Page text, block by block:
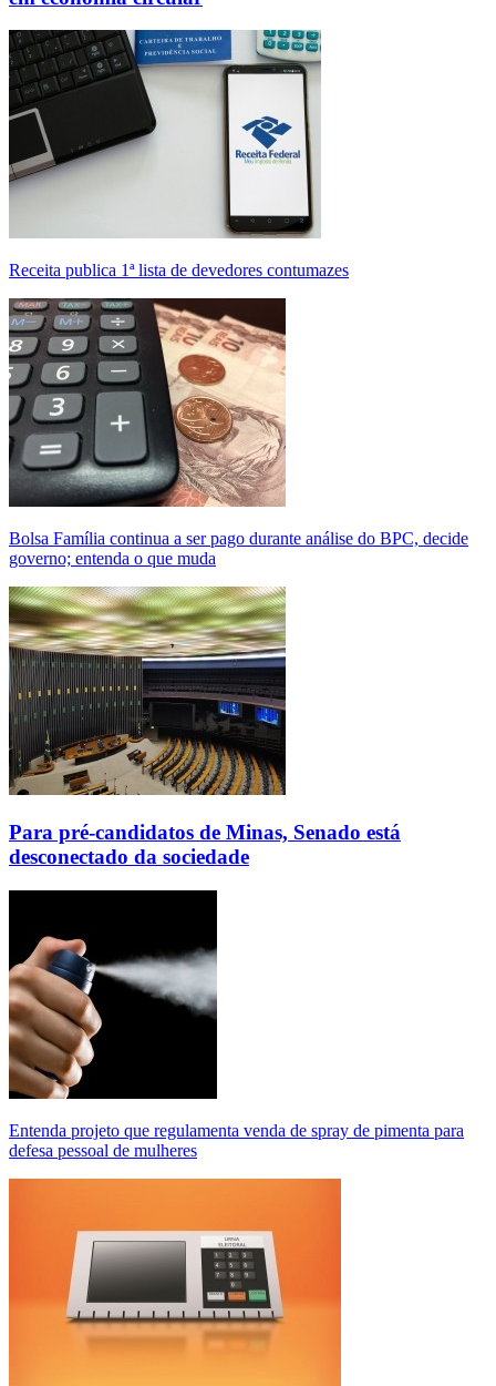
Receita publica 1ª lista de devedores contumazes
Bolsa Família continua a ser pago durante análise do BPC, decide
governo; entenda o que muda
Para pré-candidatos de Minas, Senado está
desconectado da sociedade
Entenda projeto que regulamenta venda de spray de pimenta para
defesa pessoal de mulheres